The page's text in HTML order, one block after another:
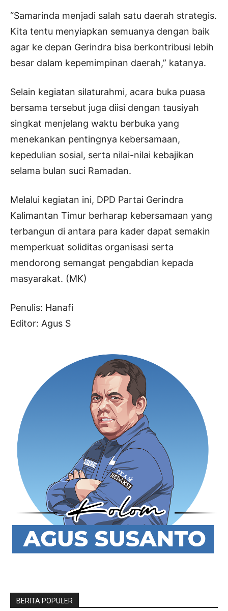
“Samarinda menjadi salah satu daerah strategis.
Kita tentu menyiapkan semuanya dengan baik
agar ke depan Gerindra bisa berkontribusi lebih
besar dalam kepemimpinan daerah,” katanya.
Selain kegiatan silaturahmi, acara buka puasa
bersama tersebut juga diisi dengan tausiyah
singkat menjelang waktu berbuka yang
menekankan pentingnya kebersamaan,
kepedulian sosial, serta nilai-nilai kebajikan
selama bulan suci Ramadan.
Melalui kegiatan ini, DPD Partai Gerindra
Kalimantan Timur berharap kebersamaan yang
terbangun di antara para kader dapat semakin
memperkuat soliditas organisasi serta
mendorong semangat pengabdian kepada
masyarakat. (MK)
Penulis: Hanafi
Editor: Agus S
BERITA POPULER